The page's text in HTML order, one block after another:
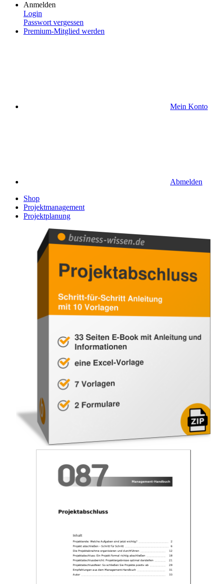
Anmelden
Login
Passwort vergessen
Premium-Mitglied werden
Mein Konto
Abmelden
Shop
Projektmanagement
Projektplanung